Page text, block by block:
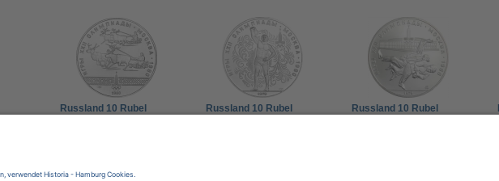
Russland 10 Rubel
Russland 10 Rubel
Russland 10 Rubel